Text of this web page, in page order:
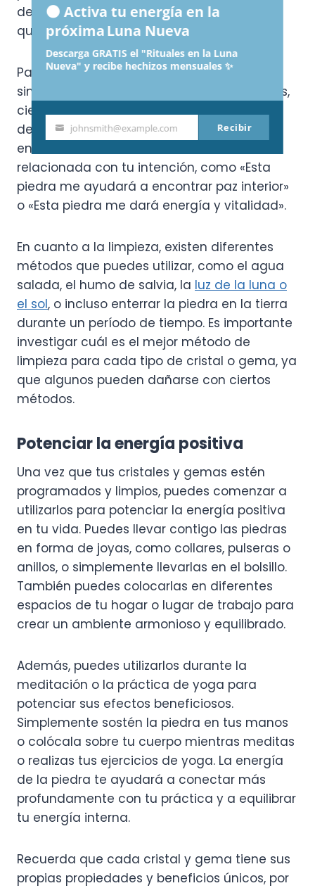
de eliminar cualquier energía no deseada
que la piedra pueda haber absorbido.
Para programar un cristal o gema,
simplemente sostén la piedra en tus manos,
cierra los ojos yvisualizala energía que
deseas que la piedra emane. Puedes decir
en voz alta o en tu mente una afirmación
relacionada con tu intención, como «Esta
piedra me ayudará a encontrar paz interior»
o «Esta piedra me dará energía y vitalidad».
En cuanto a la limpieza, existen diferentes
métodos que puedes utilizar, como el agua
salada, el humo de salvia, la luz de la luna o
el sol, o incluso enterrar la piedra en la tierra
durante un período de tiempo. Es importante
investigar cuál es el mejor método de
limpieza para cada tipo de cristal o gema, ya
que algunos pueden dañarse con ciertos
métodos.
Potenciar la energía positiva
Una vez que tus cristales y gemas estén
programados y limpios, puedes comenzar a
utilizarlos para potenciar la energía positiva
en tu vida. Puedes llevar contigo las piedras
en forma de joyas, como collares, pulseras o
anillos, o simplemente llevarlas en el bolsillo.
También puedes colocarlas en diferentes
espacios de tu hogar o lugar de trabajo para
crear un ambiente armonioso y equilibrado.
Además, puedes utilizarlos durante la
meditación o la práctica de yoga para
potenciar sus efectos beneficiosos.
Simplemente sostén la piedra en tus manos
o colócala sobre tu cuerpo mientras meditas
o realizas tus ejercicios de yoga. La energía
de la piedra te ayudará a conectar más
profundamente con tu práctica y a equilibrar
tu energía interna.
Recuerda que cada cristal y gema tiene sus
propias propiedades y beneficios únicos, por
🌑 Activa tu energía en la
próxima Luna Nueva
Descarga GRATIS el "Rituales en la Luna
Nueva" y recibe hechizos mensuales ✨
Your
email
johnsmith@example.com Recibir